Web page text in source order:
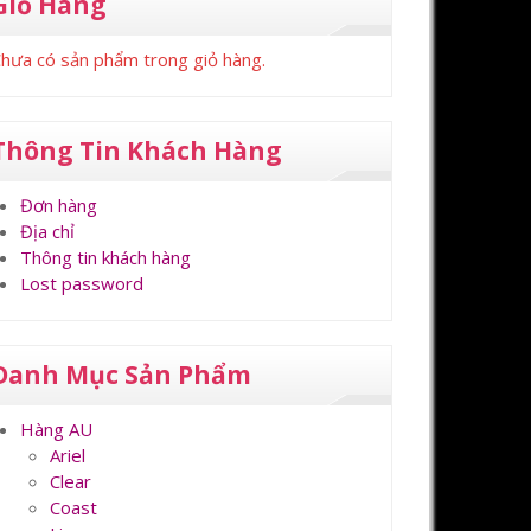
có sản phẩm trong giỏ hàng.
Tin Khách Hàng
Đơn hàng
Địa chỉ
Thông tin khách hàng
Lost password
Mục Sản Phẩm
Hàng AU
Ariel
Clear
Coast